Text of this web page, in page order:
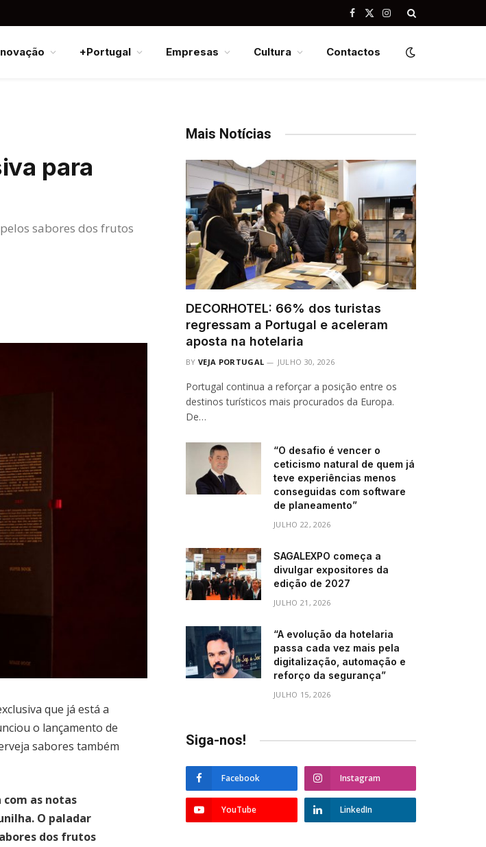
Facebook
X
Instagram
+Portugal Empresas Cultura Contactos
para
sabores dos frutos
que já está a
o lançamento de
sabores também
as notas
O paladar
dos frutos
Mais Notícias
DECORHOTEL: 66% dos turistas
regressam a Portugal e aceleram
aposta na hotelaria
BY VEJA PORTUGAL JULHO 30, 2026
Portugal continua a reforçar a posição entre os
destinos turísticos mais procurados da Europa.
De…
“O desafio é vencer o
ceticismo natural de quem já
teve experiências menos
conseguidas com software
de planeamento”
JULHO 22, 2026
SAGALEXPO começa a
divulgar expositores da
edição de 2027
JULHO 21, 2026
“A evolução da hotelaria
passa cada vez mais pela
digitalização, automação e
reforço da segurança”
JULHO 15, 2026
Siga-nos!
Facebook Instagram
YouTube LinkedIn